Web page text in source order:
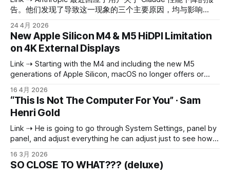
告。他们发现了导致这一现象的三个主要原因，均与影响
Agent SDK 和 Claude Cowork 的特定更新有关。主要的 API
并未受到影响。截至 4 月 20 日，所有这些问题都已得到修
复。 以下是问题的详细说明： 1. 更慢但更聪明 vs. 更快但没
那么聪明： 3 月 4 日，为了提高 Claude Code 的运行速度，
他们将其默认的“推理力度”（reasoning effort）从 high 更改
为 medium。可以将“
24 4月 2026
New Apple Silicon M4 & M5 HiDPI Limitation
on 4K External Displays
Link ⇢ Starting with the M4 and including the new M5
generations of Apple Silicon, macOS no longer offers or
The maximum HiDPI mode available on a 3840x2160 panel
is now just 3360x1890 - M2/M3 machines did not have this
limitation.
16 4月 2026
“This Is Not The Computer For You” · Sam
Henri Gold
Link ⇢ He is going to go through System Settings, panel by
panel, and adjust everything he can adjust just to see how
with nothing in it. He is going to download Blender because
someone on Reddit said it
16 3月 2026
SO CLOSE TO WHAT??? (deluxe)